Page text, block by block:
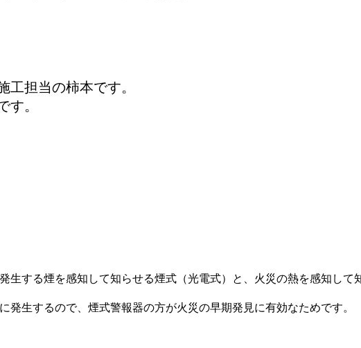
工担当の柿本です。
す。
生する煙を感知して知らせる煙式（光電式）と、火災の熱を感知し
発生するので、煙式警報器の方が火災の早期発見に有効なためです。